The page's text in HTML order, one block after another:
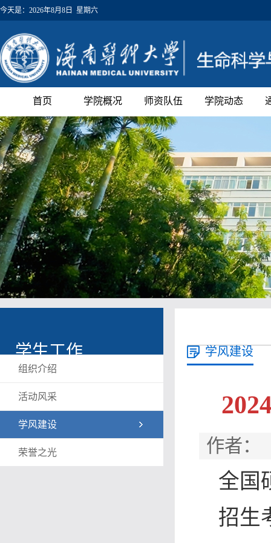
今天是： 2026年8月8日 星期六
首页 学院概况 师资队伍 学院动态
学生工作
组织介绍
活动风采
学风建设
荣誉之光
学风建设
作者：
全国
招生